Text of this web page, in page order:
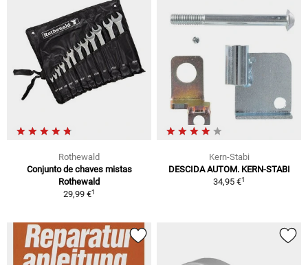
Rothewald
Conjunto de chaves mistas
Rothewald
29,99 €1
Kern-Stabi
DESCIDA AUTOM. KERN-STABI
34,95 €1